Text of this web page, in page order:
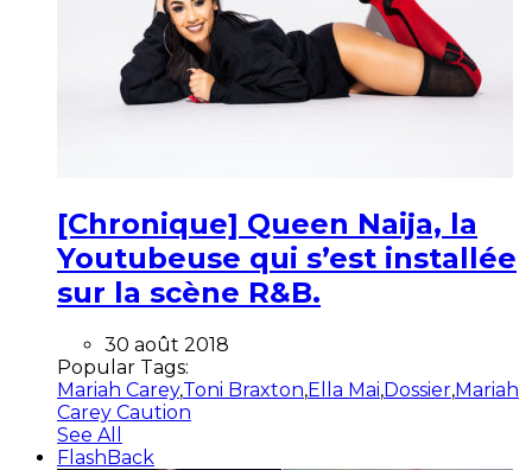
[Chronique] Queen Naija, la
Youtubeuse qui s’est installée
sur la scène R&B.
30 août 2018
Popular Tags:
Mariah Carey,Toni Braxton,Ella Mai,Dossier,Mariah
Carey Caution
See All
FlashBack